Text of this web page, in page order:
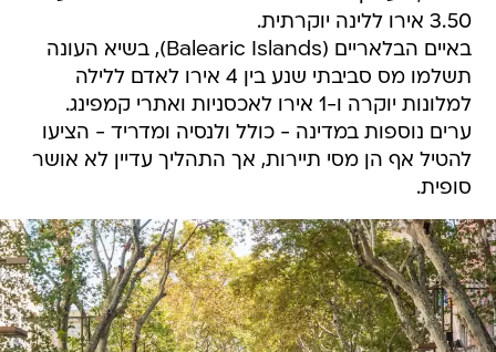
3.50 אירו ללינה יוקרתית.
באיים הבלאריים (Balearic Islands), בשיא העונה
תשלמו מס סביבתי שנע בין 4 אירו לאדם ללילה
למלונות יוקרה ו-1 אירו לאכסניות ואתרי קמפינג.
ערים נוספות במדינה - כולל ולנסיה ומדריד - הציעו
להטיל אף הן מסי תיירות, אך התהליך עדיין לא אושר
סופית.